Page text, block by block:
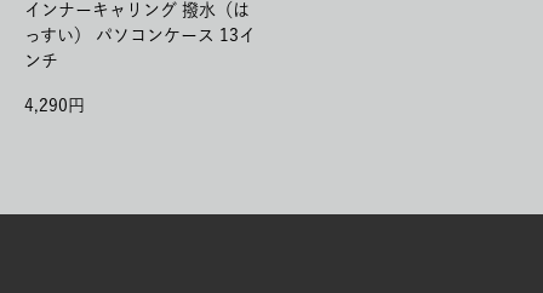
インナーキャリング 撥水（は
っすい） パソコンケース 13イ
ンチ
4,290